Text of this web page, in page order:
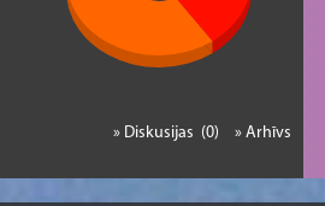
» Arhīvs
» Diskusijas (0)